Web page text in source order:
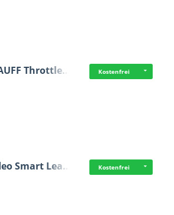
Throttle… Kostenfrei
Smart Lea… Kostenfrei